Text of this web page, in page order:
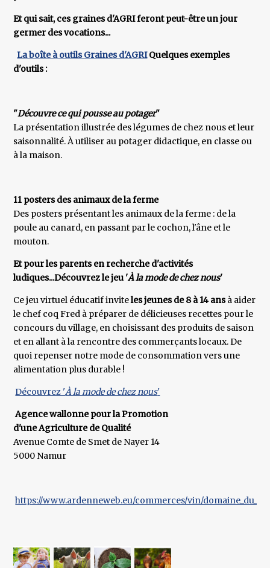
Et qui sait, ces graines d'AGRI feront peut-être un jour
germer des vocations...
La boîte à outils Graines d'AGRIQuelques exemples
d'outils :
"Découvre ce qui pousse au potager"
La présentation illustrée des légumes de chez nous et leur
saisonnalité. À utiliser au potager didactique, en classe ou
à la maison.
11 posters des animaux de la ferme
Des posters présentant les animaux de la ferme : de la
poule au canard, en passant par le cochon, l'âne et le
mouton.
Et pour les parents en recherche d'activités
ludiques...Découvrez le jeu 'À la mode de chez nous'
Ce jeu virtuel éducatif inviteles jeunes de 8 à 14 ansà aider
le chef coq Fred à préparer de délicieuses recettes pour le
concours du village, en choisissant des produits de saison
et en allant à la rencontre des commerçants locaux. De
quoi repenser notre mode de consommation vers une
alimentation plus durable !
Découvrez 'À la mode de chez nous'
Agence wallonne pour la Promotion
d'une Agriculture de Qualité
Avenue Comte de Smet de Nayer 14
5000 Namur
https://www.ardenneweb.eu/commerces/vin/